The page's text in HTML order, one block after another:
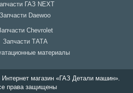
ГАЗ NEXT
Запчасти Daewoo
Chevrolet
Запчасти ТАТА
материалы
магазин «ГАЗ Детали машин».
права защищены